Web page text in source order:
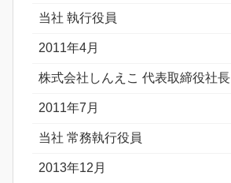
当社 執行役員
2011年4月
株式会社しんえこ 代表取締役社長
2011年7月
当社 常務執行役員
2013年12月